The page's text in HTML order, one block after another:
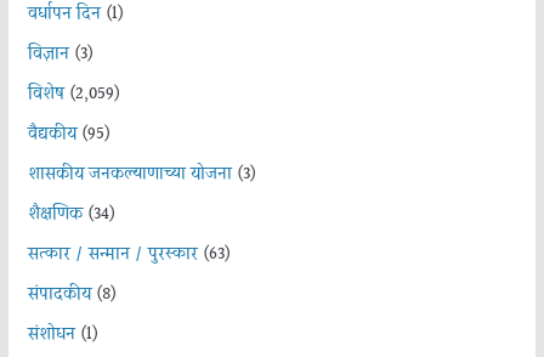
वर्धापन दिन(1)
विज्ञान(3)
विशेष(2,059)
वैद्यकीय(95)
शासकीय जनकल्याणाच्या योजना(3)
शैक्षणिक(34)
सत्कार / सन्मान / पुरस्कार(63)
संपादकीय(8)
संशोधन(1)